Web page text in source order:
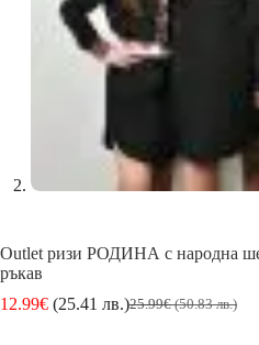
Outlet ризи РОДИНА с народна
ръкав
25.99€(50.83 лв.)
Original
12.99€ (25.41 лв.)Текущата